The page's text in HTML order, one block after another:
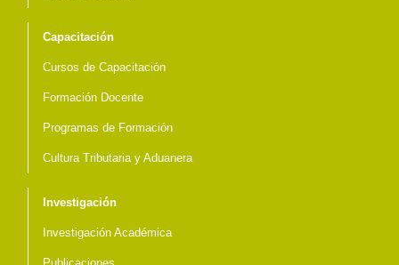
Capacitación
Cursos de Capacitación
Formación Docente
Programas de Formación
Cultura Tributaria y Aduanera
Investigación
Investigación Académica